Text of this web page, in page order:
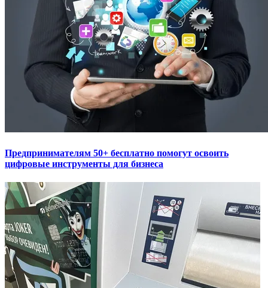
Предпринимателям 50+ бесплатно помогут освоить
цифровые инструменты для бизнеса